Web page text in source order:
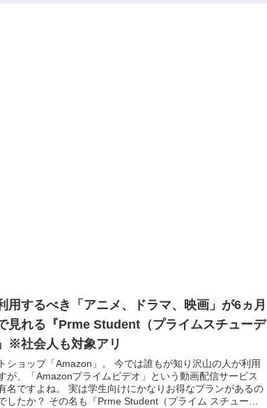
用するべき「アニメ、ドラマ、映画」が6ヵ月
見れる『Prme Student（プライムスチューデ
※社会人も対象アリ
ショップ「Amazon」。 今では誰もが知り沢山の人が利用
が、「Amazonプライムビデオ」という動画配信サービス
名ですよね。 実は学生向けにかなりお得なプランがあるの
したか？ その名も『Prme Student（プライム スチューデ